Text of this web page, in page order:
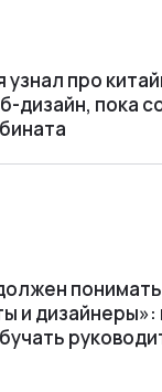
узнал про
дизайн, пока
и дизайнеры»: